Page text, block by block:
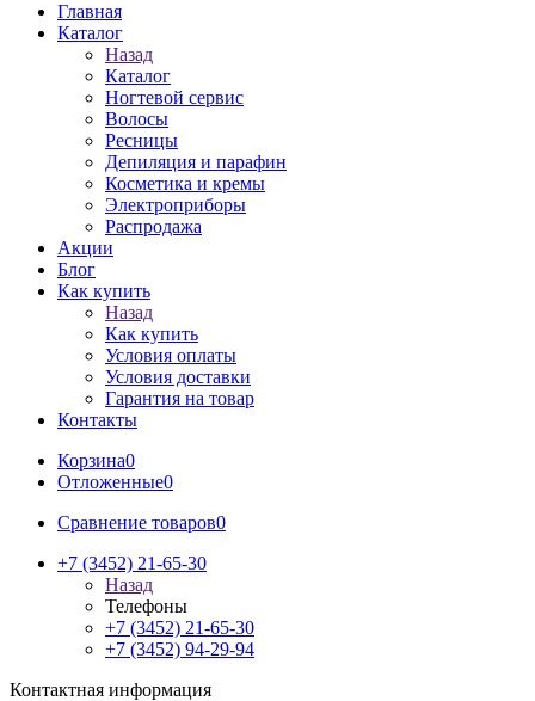
Главная
Каталог
Назад
Каталог
Ногтевой сервис
Волосы
Ресницы
Депиляция и парафин
Косметика и кремы
Электроприборы
Распродажа
Акции
Блог
Как купить
Назад
Как купить
Условия оплаты
Условия доставки
Гарантия на товар
Контакты
Корзина0
Отложенные0
Сравнение товаров0
+7 (3452) 21-65-30
Назад
Телефоны
+7 (3452) 21-65-30
+7 (3452) 94-29-94
Контактная информация